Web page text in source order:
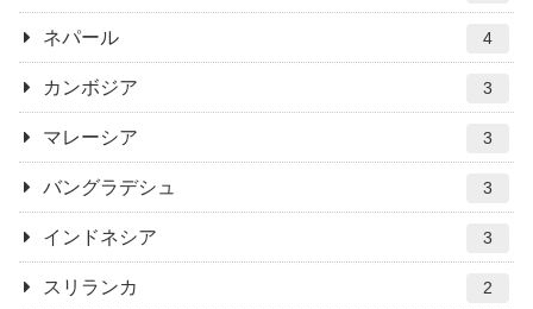
ネパール 4
カンボジア 3
マレーシア 3
バングラデシュ 3
インドネシア 3
スリランカ 2